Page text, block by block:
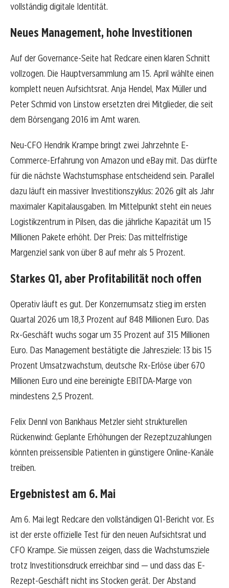
vollständig digitale Identität.
Neues Management, hohe Investitionen
Auf der Governance-Seite hat Redcare einen klaren Schnitt
vollzogen. Die Hauptversammlung am 15. April wählte einen
komplett neuen Aufsichtsrat. Anja Hendel, Max Müller und
Peter Schmid von Linstow ersetzten drei Mitglieder, die seit
dem Börsengang 2016 im Amt waren.
Neu-CFO Hendrik Krampe bringt zwei Jahrzehnte E-
Commerce-Erfahrung von Amazon und eBay mit. Das dürfte
für die nächste Wachstumsphase entscheidend sein. Parallel
dazu läuft ein massiver Investitionszyklus: 2026 gilt als Jahr
maximaler Kapitalausgaben. Im Mittelpunkt steht ein neues
Logistikzentrum in Pilsen, das die jährliche Kapazität um 15
Millionen Pakete erhöht. Der Preis: Das mittelfristige
Margenziel sank von über 8 auf mehr als 5 Prozent.
Starkes Q1, aber Profitabilität noch offen
Operativ läuft es gut. Der Konzernumsatz stieg im ersten
Quartal 2026 um 18,3 Prozent auf 848 Millionen Euro. Das
Rx-Geschäft wuchs sogar um 35 Prozent auf 315 Millionen
Euro. Das Management bestätigte die Jahresziele: 13 bis 15
Prozent Umsatzwachstum, deutsche Rx-Erlöse über 670
Millionen Euro und eine bereinigte EBITDA-Marge von
mindestens 2,5 Prozent.
Felix Dennl von Bankhaus Metzler sieht strukturellen
Rückenwind: Geplante Erhöhungen der Rezeptzuzahlungen
könnten preissensible Patienten in günstigere Online-Kanäle
treiben.
Ergebnistest am 6. Mai
Am 6. Mai legt Redcare den vollständigen Q1-Bericht vor. Es
ist der erste offizielle Test für den neuen Aufsichtsrat und
CFO Krampe. Sie müssen zeigen, dass die Wachstumsziele
trotz Investitionsdruck erreichbar sind — und dass das E-
Rezept-Geschäft nicht ins Stocken gerät. Der Abstand